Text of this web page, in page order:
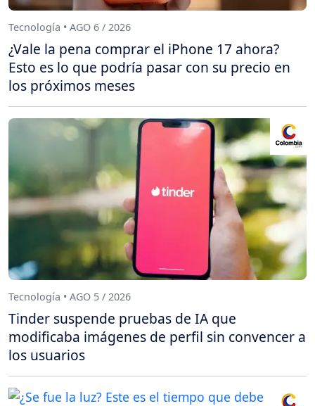
Tecnología • AGO 6 / 2026
¿Vale la pena comprar el iPhone 17 ahora?
Esto es lo que podría pasar con su precio en
los próximos meses
Tecnología • AGO 5 / 2026
Tinder suspende pruebas de IA que
modificaba imágenes de perfil sin convencer a
los usuarios